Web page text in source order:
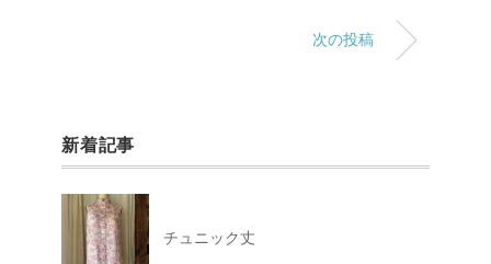
次の投稿
新着記事
チュニック丈